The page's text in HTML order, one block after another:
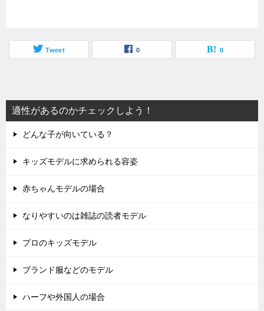
Tweet 0 0
適性があるのかチェックしよう！
どんな子が向いている？
キッズモデルに求められる容姿
赤ちゃんモデルの場合
なりやすいのは雑誌の読者モデル
プロのキッズモデル
ブランド服などのモデル
ハーフや外国人の場合